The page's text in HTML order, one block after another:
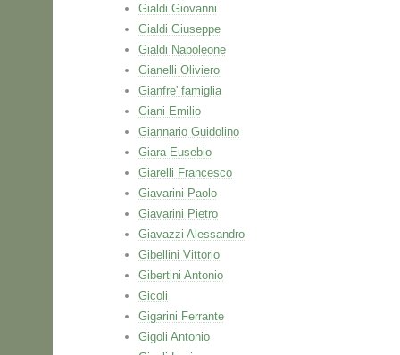
Gialdi Giovanni
Gialdi Giuseppe
Gialdi Napoleone
Gianelli Oliviero
Gianfre' famiglia
Giani Emilio
Giannario Guidolino
Giara Eusebio
Giarelli Francesco
Giavarini Paolo
Giavarini Pietro
Giavazzi Alessandro
Gibellini Vittorio
Gibertini Antonio
Gicoli
Gigarini Ferrante
Gigoli Antonio